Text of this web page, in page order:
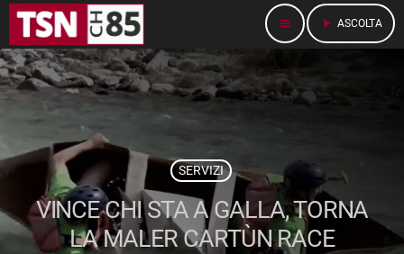
menu play_arrow ASCOLTA
SERVIZI
VINCE CHI STA A GALLA, TORNA
LA MALER CARTÙN RACE